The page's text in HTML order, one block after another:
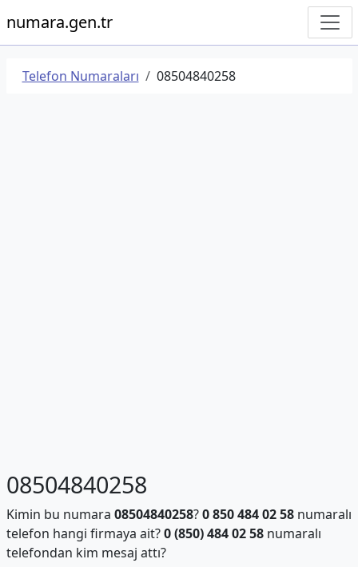
numara.gen.tr
Telefon Numaraları 08504840258
08504840258
Kimin bu numara 08504840258?0 850 484 02 58numaralı
telefon hangi firmaya ait?0 (850) 484 02 58numaralı
telefondan kim mesaj attı?